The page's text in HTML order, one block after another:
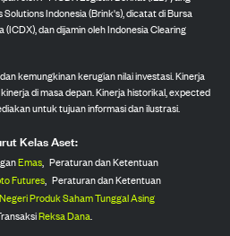
Indonesia (Brink's), dicatat di Bursa
dan dijamin oleh Indonesia Clearing
kemungkinan kerugian nilai investasi. Kinerja
di masa depan. Kinerja historikal, expected
untuk tujuan informasi dan ilustrasi.
Kelas Aset:
Emas Peraturan dan Ketentuan
Futures Peraturan dan Ketentuan
Produk Saham Tunggal Asing
Reksa Dana